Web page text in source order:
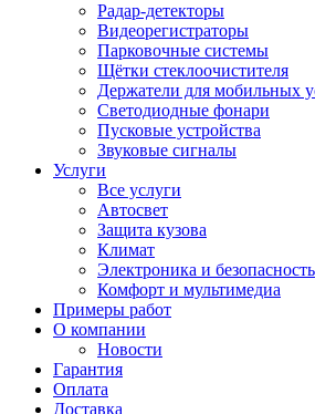
Радар-детекторы
Видеорегистраторы
Парковочные системы
Щётки стеклоочистителя
Держатели для мобильных
Светодиодные фонари
Пусковые устройства
Звуковые сигналы
Услуги
Все услуги
Автосвет
Защита кузова
Климат
Электроника и безопасность
Комфорт и мультимедиа
Примеры работ
О компании
Новости
Гарантия
Оплата
Доставка